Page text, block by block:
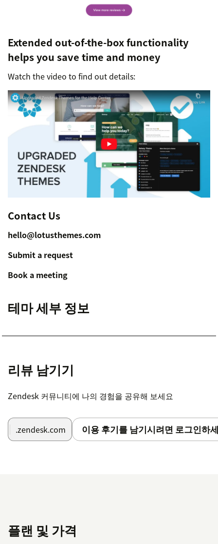
Extended out-of-the-box functionality
helps you save time and money
Watch the video to find out details:
Contact Us
hello@lotusthemes.com
Submit a request
Book a meeting
테마 세부 정보
리뷰 남기기
Zendesk 커뮤니티에 나의 경험을 공유해 보세요
.zendesk.com 이용 후기를 남기시려면 로그인하
플랜 및 가격